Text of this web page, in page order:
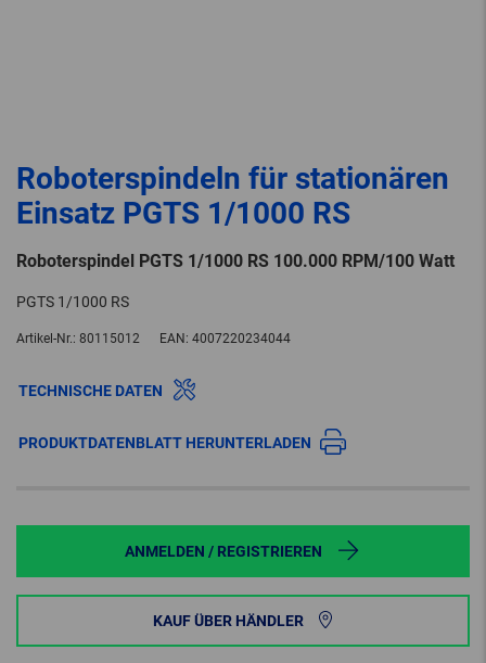
Roboterspindeln für stationären
Einsatz PGTS 1/1000 RS
Roboterspindel PGTS 1/1000 RS 100.000 RPM/100 Watt
PGTS 1/1000 RS
Artikel-Nr.: 80115012 EAN: 4007220234044
TECHNISCHE DATEN
PRODUKTDATENBLATT HERUNTERLADEN
ANMELDEN / REGISTRIEREN
KAUF ÜBER HÄNDLER